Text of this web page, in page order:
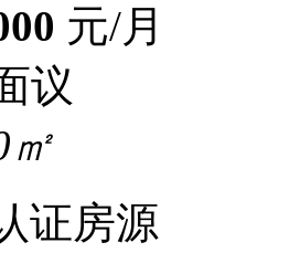
元/月
议
㎡
证房源